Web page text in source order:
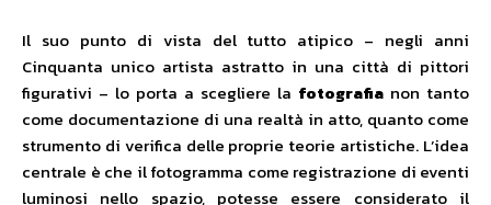
Il suo punto di vista del tutto atipico – negli anni
Cinquanta unico artista astratto in una città di pittori
figurativi – lo porta a scegliere la fotografia non tanto
come documentazione di una realtà in atto, quanto come
strumento di verifica delle proprie teorie artistiche. L’idea
centrale è che il fotogramma come registrazione di eventi
luminosi nello spazio, potesse essere considerato il